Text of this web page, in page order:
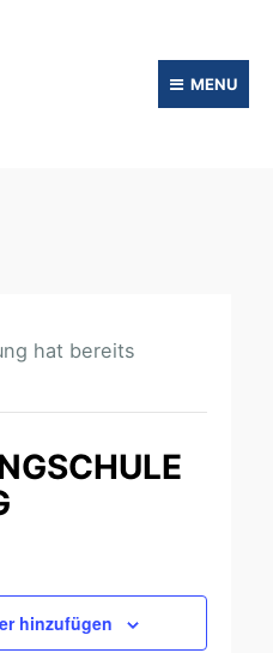
MENU
hat bereits
hinzufügen